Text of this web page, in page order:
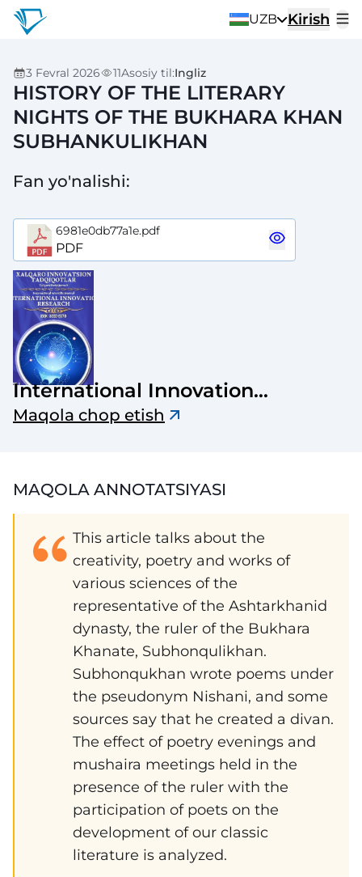
UZB Kirish
3 Fevral 2026 11Asosiy til:Ingliz
HISTORY OF THE LITERARY
NIGHTS OF THE BUKHARA KHAN
SUBHANKULIKHAN
Fan yo'nalishi:
6981e0db77a1e.pdf
PDF
International Innovation
Research
Maqola chop etish
MAQOLA ANNOTATSIYASI
This article talks about the
creativity, poetry and works of
various sciences of the
representative of the Ashtarkhanid
dynasty, the ruler of the Bukhara
Khanate, Subhonqulikhan.
Subhonqukhan wrote poems under
the pseudonym Nishani, and some
sources say that he created a divan.
The effect of poetry evenings and
mushaira meetings held in the
presence of the ruler with the
participation of poets on the
development of our classic
literature is analyzed.